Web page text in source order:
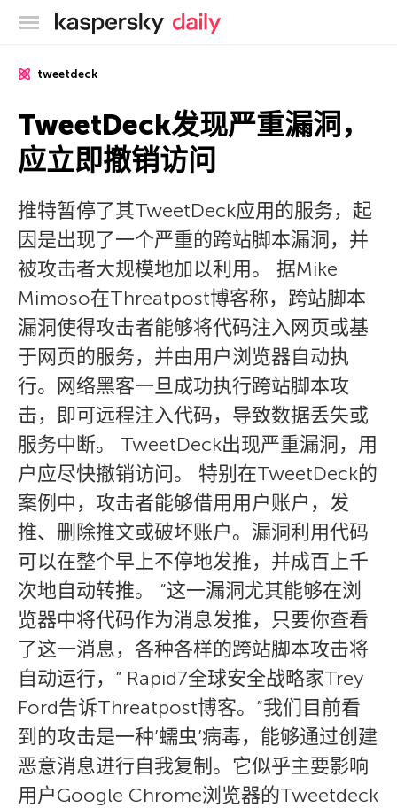
卡巴斯基官方博客
tweetdeck
TweetDeck发现严重漏洞，
应立即撤销访问
推特暂停了其TweetDeck应用的服务，起
因是出现了一个严重的跨站脚本漏洞，并
被攻击者大规模地加以利用。 据Mike
Mimoso在Threatpost博客称，跨站脚本
漏洞使得攻击者能够将代码注入网页或基
于网页的服务，并由用户浏览器自动执
行。网络黑客一旦成功执行跨站脚本攻
击，即可远程注入代码，导致数据丢失或
服务中断。 TweetDeck出现严重漏洞，用
户应尽快撤销访问。 特别在TweetDeck的
案例中，攻击者能够借用用户账户，发
推、删除推文或破坏账户。漏洞利用代码
可以在整个早上不停地发推，并成百上千
次地自动转推。 “这一漏洞尤其能够在浏
览器中将代码作为消息发推，只要你查看
了这一消息，各种各样的跨站脚本攻击将
自动运行，” Rapid7全球安全战略家Trey
Ford告诉Threatpost博客。”我们目前看
到的攻击是一种’蠕虫’病毒，能够通过创建
恶意消息进行自我复制。它似乎主要影响
用户Google Chrome浏览器的Tweetdeck